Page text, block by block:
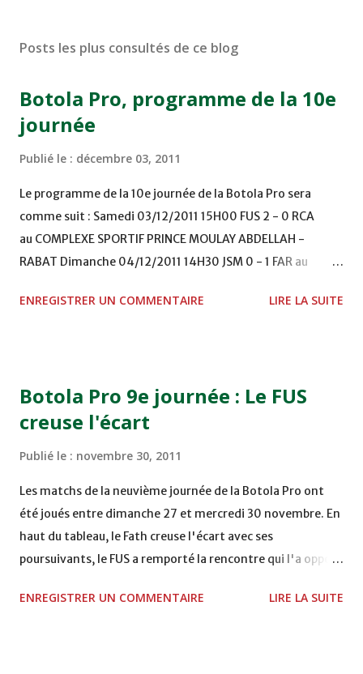
Posts les plus consultés de ce blog
Botola Pro, programme de la 10e
journée
Publié le : décembre 03, 2011
Le programme de la 10e journée de la Botola Pro sera
comme suit : Samedi 03/12/2011 15H00 FUS 2 - 0 RCA
au COMPLEXE SPORTIF PRINCE MOULAY ABDELLAH -
RABAT Dimanche 04/12/2011 14H30 JSM 0 - 1 FAR au
TERRAIN EL ABDI - EL JADIDA 16h30 OCK 0 - 1 HUSA
Mardi 06/12/2011 15H00 WAF - OCS au COMPLEXE SPORTIF
DE FES - FES WAC - MAS Reporté pour cause de finale de la
ENREGISTRER UN COMMENTAIRE LIRE LA SUITE
Botola Pro 9e journée : Le FUS
creuse l'écart
Publié le : novembre 30, 2011
Les matchs de la neuvième journée de la Botola Pro ont
été joués entre dimanche 27 et mercredi 30 novembre. En
haut du tableau, le Fath creuse l'écart avec ses
poursuivants, le FUS a remporté la rencontre qui l'a opposé
2, Badr Kachani a ouvert la marque à la 38e pour les
ENREGISTRER UN COMMENTAIRE LIRE LA SUITE